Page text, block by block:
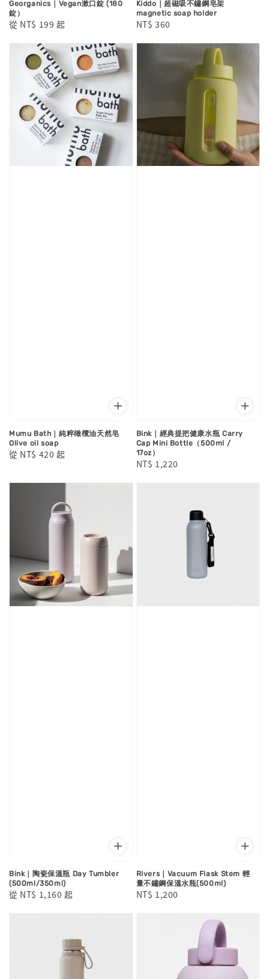
Georganics｜Vegan漱口錠 (180
錠）
Regular
從 NT$ 199 起
Kiddo｜超磁吸不鏽鋼皂架
magnetic soap holder
Regular
NT$ 360
Mumu Bath｜純粹橄欖油天然皂
Olive oil soap
Regular
從 NT$ 420 起
Bink｜經典提把健康水瓶 Carry
Cap Mini Bottle（500ml /
17oz）
Regular
NT$ 1,220
Bink｜陶瓷保溫瓶 Day Tumbler
(500ml/350ml)
Regular
從 NT$ 1,160 起
Rivers｜Vacuum Flask Stem 輕
量不鏽鋼保溫水瓶(500ml)
Regular
NT$ 1,200